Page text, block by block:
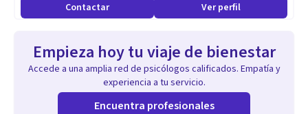
Contactar Ver perfil
Empieza hoy tu viaje de bienestar
Accede a una amplia red de psicólogos calificados. Empatía y
experiencia a tu servicio.
Encuentra profesionales